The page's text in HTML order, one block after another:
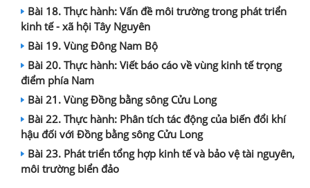
Bài 18. Thực hành: Vấn đề môi trường trong phát triển
kinh tế - xã hội Tây Nguyên
Bài 19. Vùng Đông Nam Bộ
Bài 20. Thực hành: Viết báo cáo về vùng kinh tế trọng
điểm phía Nam
Bài 21. Vùng Đồng bằng sông Cửu Long
Bài 22. Thực hành: Phân tích tác động của biến đổi khí
hậu đối với Đồng bằng sông Cửu Long
Bài 23. Phát triển tổng hợp kinh tế và bảo vệ tài nguyên,
môi trường biển đảo